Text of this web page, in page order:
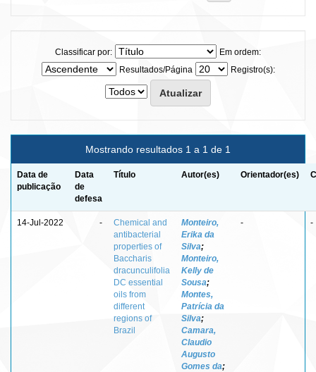
Classificar por:
Em ordem:
Resultados/Página
Registro(s):
Mostrando resultados 1 a 1 de 1
Data de
publicação
Data
de
defesa
Título Autor(es) Orientador(es)
14-Jul-2022 -
Chemical and
antibacterial
properties of
Baccharis
dracunculifolia
DC essential
oils from
different
regions of
Brazil
Monteiro,
Erika da
Silva;
Monteiro,
Kelly de
Sousa;
Montes,
Patrícia da
Silva;
Camara,
Claudio
Augusto
Gomes da;
- -